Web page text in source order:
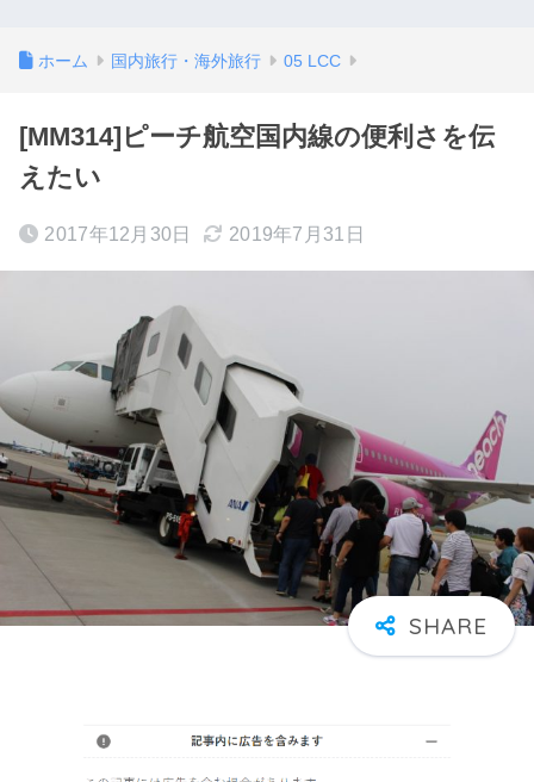
ホーム 国内旅行・海外旅行 05 LCC
[MM314]ピーチ航空国内線の便利さを伝
えたい
2017年12月30日 2019年7月31日